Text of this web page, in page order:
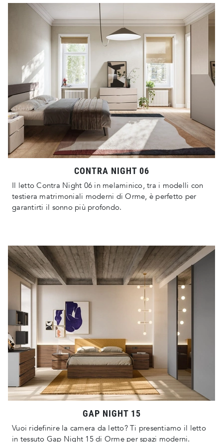
CONTRA NIGHT 06
Il letto Contra Night 06 in melaminico, tra i modelli con
testiera matrimoniali moderni di Orme, è perfetto per
garantirti il sonno più profondo.
GAP NIGHT 15
Vuoi ridefinire la camera da letto? Ti presentiamo il letto
in tessuto Gap Night 15 di Orme per spazi moderni.